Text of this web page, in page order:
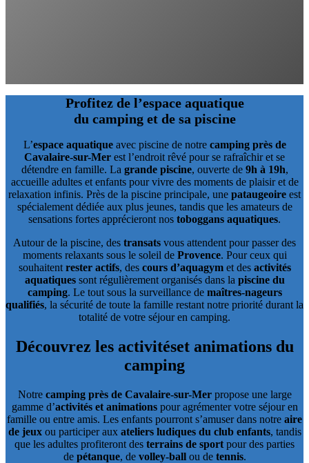
Profitez de l’espace aquatique
du camping et de sa piscine
L’espace aquatiqueavec piscine de notre camping près de
Cavalaire-sur-Mer est l’endroit rêvé pour se rafraîchir et se
détendre en famille. La grande piscine, ouverte de 9h à 19h,
accueille adultes et enfants pour vivre des moments de plaisir et de
relaxation infinis. Près de la piscine principale, une pataugeoire est
spécialement dédiée aux plus jeunes, tandis que les amateurs de
sensations fortes apprécieront nos toboggans aquatiques.
Autour de la piscine, des transats vous attendent pour passer des
moments relaxants sous le soleil de Provence. Pour ceux qui
souhaitent rester actifs, des cours d’aquagymet des activités
aquatiquessont régulièrement organisés dans la piscine du
camping. Le tout sous la surveillance de maîtres-nageurs
qualifiés, la sécurité de toute la famille restant notre priorité durant la
totalité de votre séjour en camping.
Découvrez les activitéset animations du
camping
Notre camping près de Cavalaire-sur-Merpropose une large
gamme d’activités et animationspour agrémenter votre séjour en
famille ou entre amis. Les enfants pourront s’amuser dans notre aire
de jeuxou participer aux ateliers ludiques du club enfants, tandis
que les adultes profiteront des terrains de sport pour des parties
de pétanque, de volley-ballou de tennis.